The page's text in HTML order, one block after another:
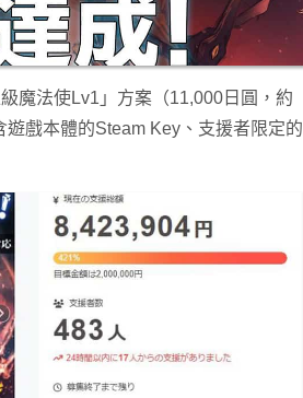
魔法使Lv1」方案（11,000日圓，約
戲本體的Steam Key、支援者限定的